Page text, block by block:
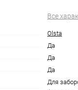
Все
Olsta
Да
Да
Да
Для